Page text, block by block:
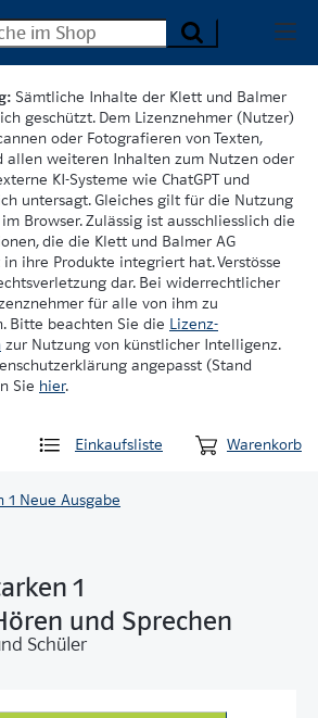
Sämtliche Inhalte der Klett und Balmer
geschützt. Dem Lizenznehmer (Nutzer)
oder Fotografieren von Texten,
allen weiteren Inhalten zum Nutzen oder
KI-Systeme wie ChatGPT und
untersagt. Gleiches gilt für die Nutzung
Browser. Zulässig ist ausschliesslich die
die die Klett und Balmer AG
ihre Produkte integriert hat. Verstösse
dar. Bei widerrechtlicher
für alle von ihm zu
Bitte beachten Sie die Lizenz-
zur Nutzung von künstlicher Intelligenz.
angepasst (Stand
Sie hier.
Einkaufsliste Warenkorb
1 Neue Ausgabe
1
und Sprechen
Schüler